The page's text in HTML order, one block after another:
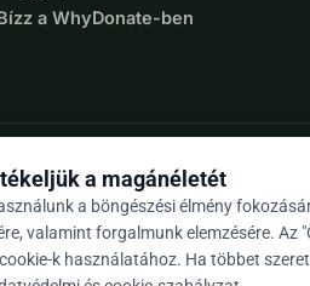
a WhyDonate-ben
4,9 / 5 több mint 500 értékelés alapján
a magánéletét
a böngészési élmény
valamint forgalmunk elemzésére.
k használatához. Ha többet